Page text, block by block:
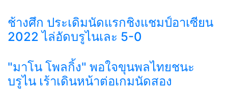
ช้างศึก ประเดิมนัดแรกชิงแชมป์อาเซียน
2022 ไล่อัดบรูไนเละ 5-0
"มาโน โพลกิ้ง" พอใจขุนพลไทยชนะ
บรูไน เร้าเดินหน้าต่อเกมนัดสอง